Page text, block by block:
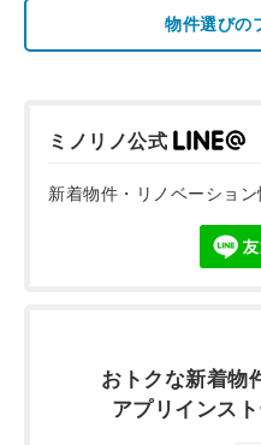
物件選びの
ミノリノ公式
新着物件・リノベーショ
おトクな新着物
アプリインス